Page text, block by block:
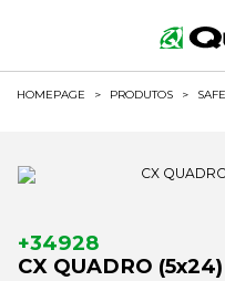
HOMEPAGE > PRODUTOS >
+34928
CX QUADRO